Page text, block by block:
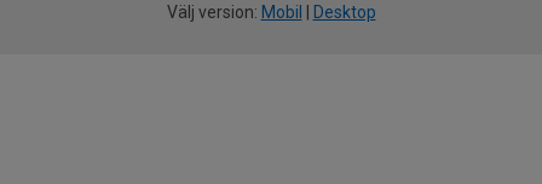
Välj version: Mobil Desktop